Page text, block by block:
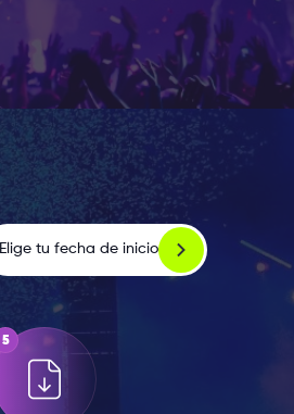
Elige tu fecha de inicio